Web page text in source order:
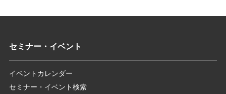
セミナー・イベント
イベントカレンダー
セミナー・イベント検索